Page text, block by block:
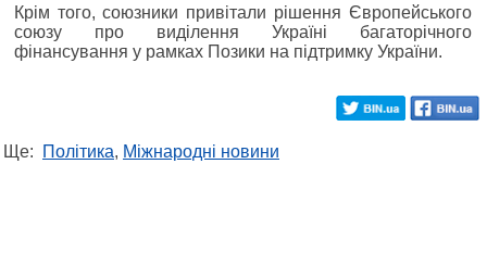
Крім того, союзники привітали рішення Європейського
союзу про виділення Україні багаторічного
фінансування у рамках Позики на підтримку України.
Ще: Політика, Міжнародні новини